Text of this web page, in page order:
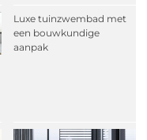
Luxe tuinzwembad met
een bouwkundige
aanpak